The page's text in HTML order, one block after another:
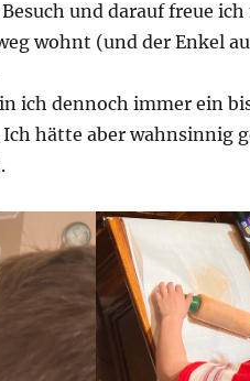
und darauf freue
wohnt (und der Enkel
ich dennoch immer ein
hätte aber wahnsinnig